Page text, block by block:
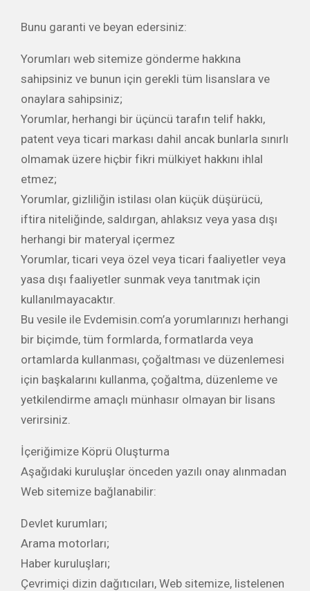
Bunu garanti ve beyan edersiniz:
Yorumları web sitemize gönderme hakkına
sahipsiniz ve bunun için gerekli tüm lisanslara ve
onaylara sahipsiniz;
Yorumlar, herhangi bir üçüncü tarafın telif hakkı,
patent veya ticari markası dahil ancak bunlarla sınırlı
olmamak üzere hiçbir fikri mülkiyet hakkını ihlal
etmez;
Yorumlar, gizliliğin istilası olan küçük düşürücü,
iftira niteliğinde, saldırgan, ahlaksız veya yasa dışı
herhangi bir materyal içermez
Yorumlar, ticari veya özel veya ticari faaliyetler veya
yasa dışı faaliyetler sunmak veya tanıtmak için
kullanılmayacaktır.
Bu vesile ile Evdemisin.com’a yorumlarınızı herhangi
bir biçimde, tüm formlarda, formatlarda veya
ortamlarda kullanması, çoğaltması ve düzenlemesi
için başkalarını kullanma, çoğaltma, düzenleme ve
yetkilendirme amaçlı münhasır olmayan bir lisans
verirsiniz.
İçeriğimize Köprü Oluşturma
Aşağıdaki kuruluşlar önceden yazılı onay alınmadan
Web sitemize bağlanabilir:
Devlet kurumları;
Arama motorları;
Haber kuruluşları;
Çevrimiçi dizin dağıtıcıları, Web sitemize, listelenen